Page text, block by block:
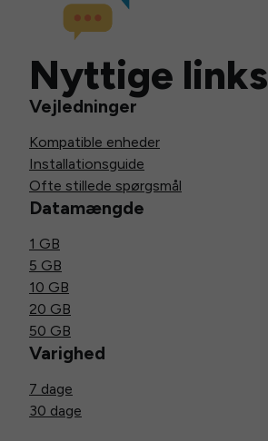
Nyttige links
Vejledninger
Kompatible enheder
Installationsguide
Ofte stillede spørgsmål
Datamængde
1 GB
5 GB
10 GB
20 GB
50 GB
Varighed
7 dage
30 dage